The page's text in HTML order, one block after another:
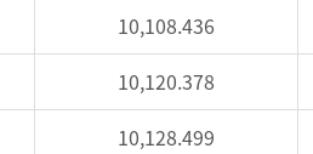
10,108.436
10,120.378
10,128.499